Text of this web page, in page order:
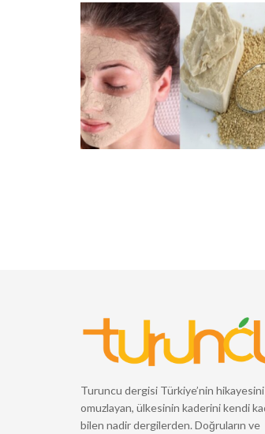
Turuncu dergisi Türkiye’nin hikayesini
omuzlayan, ülkesinin kaderini kendi
bilen nadir dergilerden. Doğruların ve